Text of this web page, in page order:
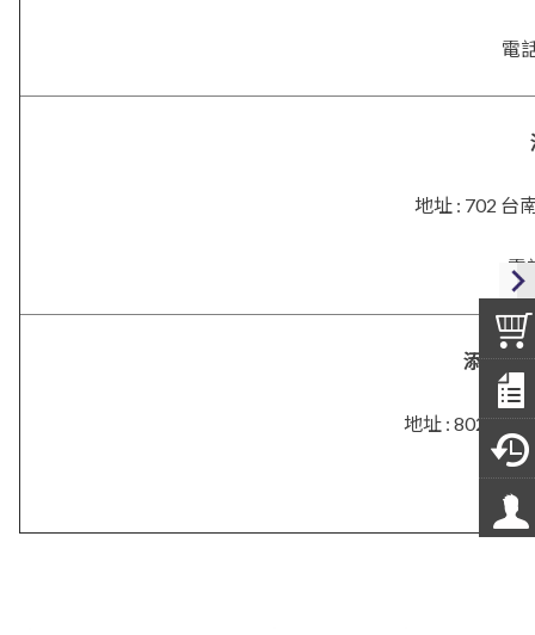
電
地址 : 702 台
電
添興．
地址 : 802 高雄
電